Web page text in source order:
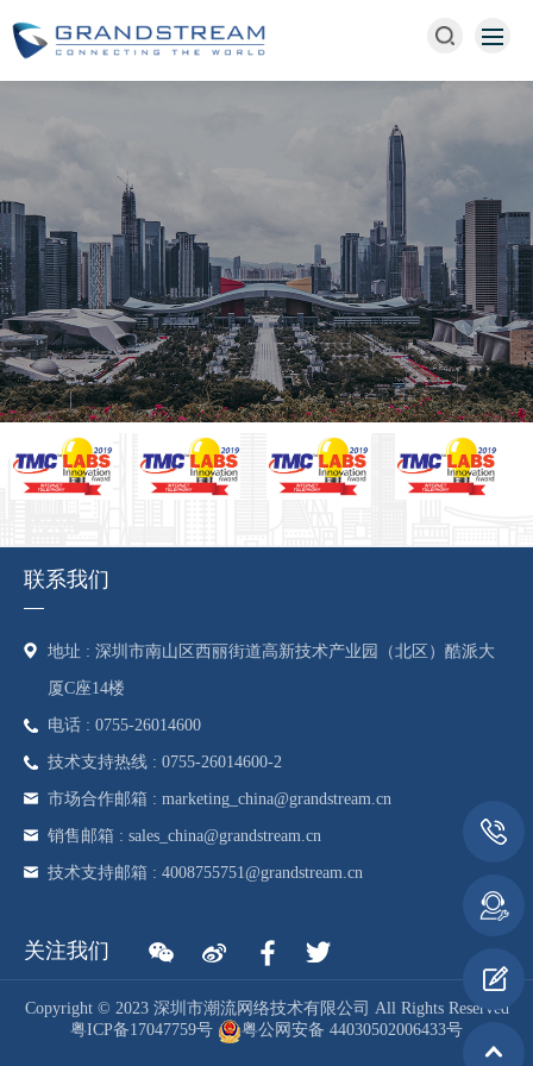
联系我们
地址 : 深圳市南山区西丽街道高新技术产业园（北区）酷派大
厦C座14楼
电话 : 0755-26014600
技术支持热线 : 0755-26014600-2
市场合作邮箱 : marketing_china@grandstream.cn
销售邮箱 : sales_china@grandstream.cn
技术支持邮箱 : 4008755751@grandstream.cn
关注我们
Copyright © 2023 深圳市潮流网络技术有限公司 All Rights Reserved
粤ICP备17047759号
粤公网安备 44030502006433号